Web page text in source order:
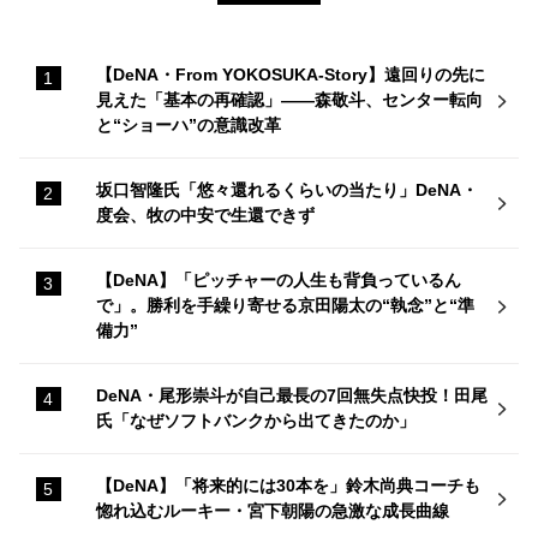
【DeNA・From YOKOSUKA-Story】遠回りの先に
見えた「基本の再確認」——森敬斗、センター転向
と“ショーハ”の意識改革
坂口智隆氏「悠々還れるくらいの当たり」DeNA・
度会、牧の中安で生還できず
【DeNA】「ピッチャーの人生も背負っているん
で」。勝利を手繰り寄せる京田陽太の“執念”と“準
備力”
DeNA・尾形崇斗が自己最長の7回無失点快投！田尾
氏「なぜソフトバンクから出てきたのか」
【DeNA】「将来的には30本を」鈴木尚典コーチも
惚れ込むルーキー・宮下朝陽の急激な成長曲線